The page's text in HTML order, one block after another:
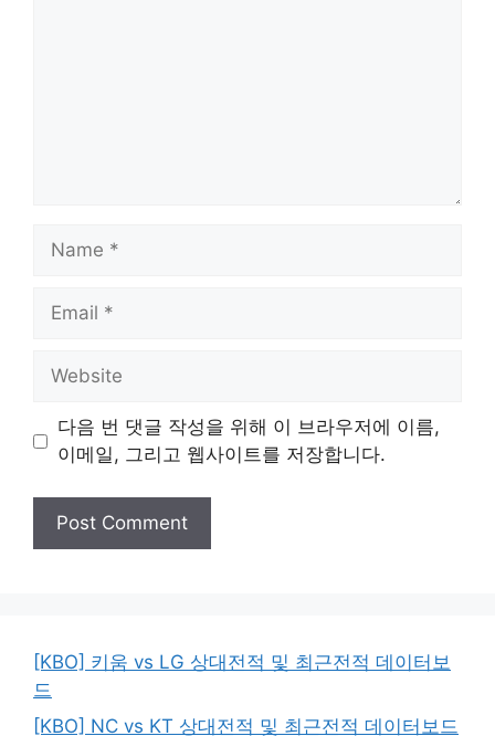
Name
Email
Website
다음 번 댓글 작성을 위해 이 브라우저에 이름,
이메일, 그리고 웹사이트를 저장합니다.
[KBO] 키움 vs LG 상대전적 및 최근전적 데이터보
드
[KBO] NC vs KT 상대전적 및 최근전적 데이터보드